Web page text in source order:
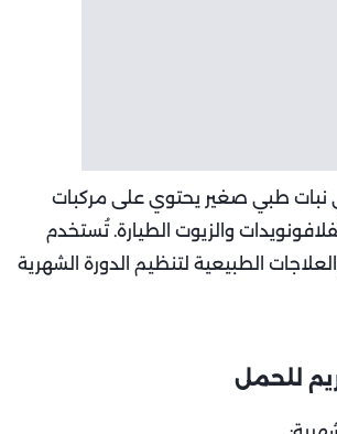
طبي صغير يحتوي على مركبات
والزيوت الطيارة. تُستخدم
الطبيعية لتنظيم الدورة الشهرية
للحمل